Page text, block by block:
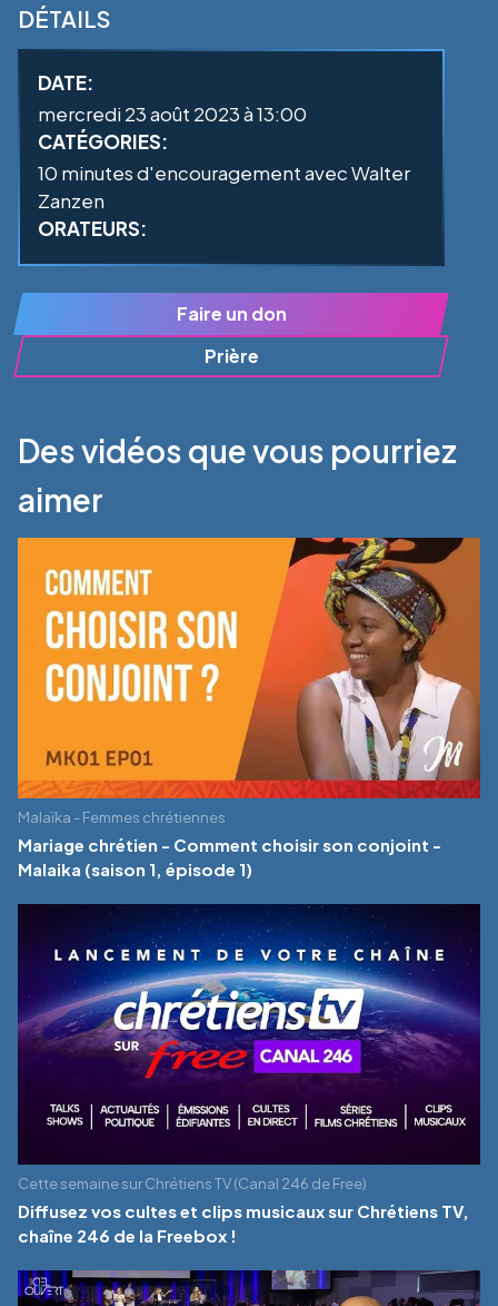
DÉTAILS
DATE:
mercredi 23 août 2023 à 13:00
CATÉGORIES:
10 minutes d'encouragement avec Walter
Zanzen
ORATEURS:
Faire un don
Prière
Des vidéos que vous pourriez
aimer
Malaïka - Femmes chrétiennes
Mariage chrétien - Comment choisir son conjoint -
Malaika (saison 1, épisode 1)
Cette semaine sur Chrétiens TV (Canal 246 de Free)
Diffusez vos cultes et clips musicaux sur Chrétiens TV,
chaîne 246 de la Freebox !